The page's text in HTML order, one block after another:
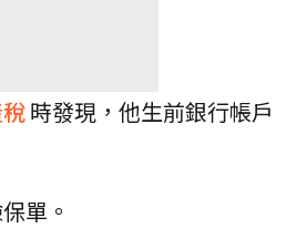
時發現，他生前銀行帳戶
單。